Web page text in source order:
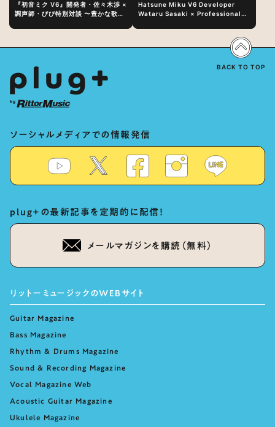
『初音ミク V6』開発者・佐々木渉 ×
調声師・びび特別対談 〜豊かな歌声
Hatsune Miku V6 Developer
Wataru Sasaki × Professional
Vocal Expression Lies in “Love
for the singing characters” and
ソーシャルメディアでの情報発信
plug+の最新記事を定期的に配信！
メールマガジンを購読（無料）
リットーミュージックのWEBサイト
Guitar Magazine
Bass Magazine
Rhythm & Drums Magazine
Sound & Recording Magazine
Vocal Magazine Web
Acoustic Guitar Magazine
Ukulele Magazine
BACK TO TOP